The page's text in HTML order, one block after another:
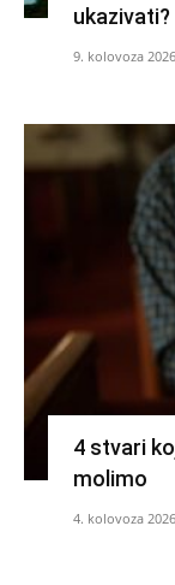
ukazivati?
9. kolovoza
4 stvari
molimo
4. kolovoza